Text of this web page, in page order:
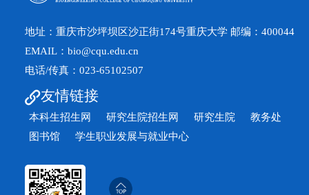
地址：重庆市沙坪坝区沙正街174号重庆大学 邮编：400044
EMAIL：bio@cqu.edu.cn
电话/传真：023-65102507
友情链接
本科生招生网 研究生院招生网 研究生院
教务处
图书馆
学生职业发展与就业中心